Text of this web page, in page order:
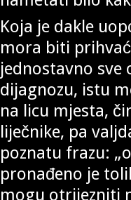
Koja je dakle
mora biti
jednostavno sve
dijagnozu, istu
na licu mjesta,
liječnike, pa
poznatu frazu:
pronađeno je
mogu otrijezniti